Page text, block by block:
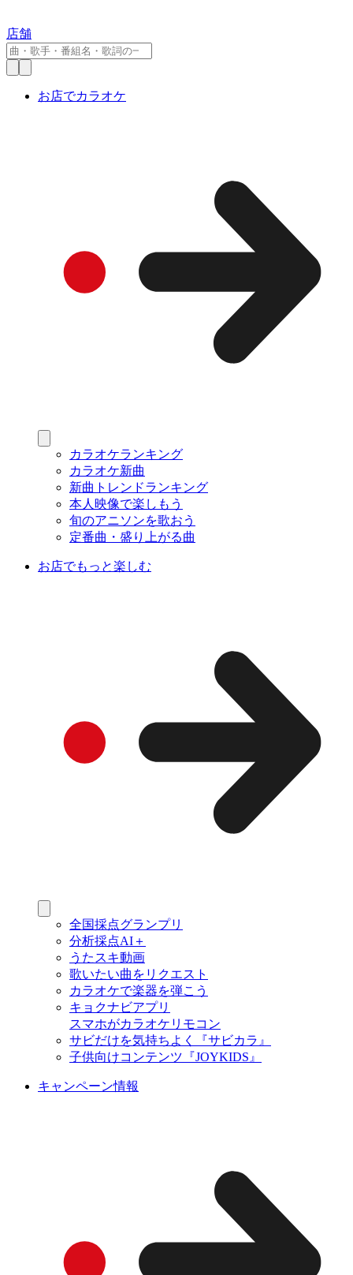
店舗
お店でカラオケ
カラオケランキング
カラオケ新曲
新曲トレンドランキング
本人映像で楽しもう
旬のアニソンを歌おう
定番曲・盛り上がる曲
お店でもっと楽しむ
全国採点グランプリ
分析採点AI＋
うたスキ動画
歌いたい曲をリクエスト
カラオケで楽器を弾こう
キョクナビアプリ
スマホがカラオケリモコン
サビだけを気持ちよく『サビカラ』
子供向けコンテンツ『JOYKIDS』
キャンペーン情報